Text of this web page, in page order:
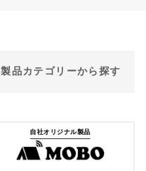
製品カテゴリーから探す
自社オリジナル製品